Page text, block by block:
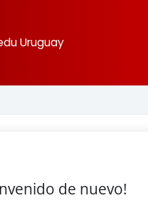
Uruguay
de nuevo!